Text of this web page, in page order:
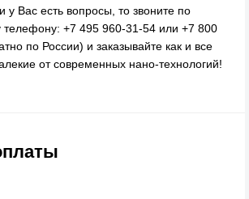
у Вас есть вопросы, то звоните по
телефону: +7 495 960-31-54 или +7 800
по России) и заказывайте как и все
от современных нано-технологий!